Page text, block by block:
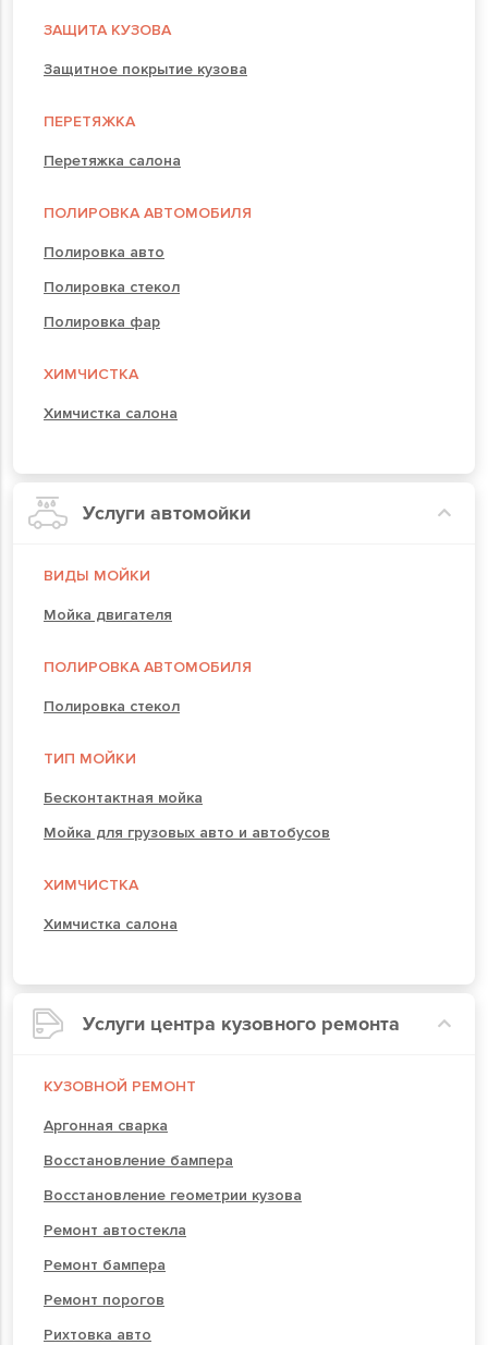
ЗАЩИТА КУЗОВА
Защитное покрытие кузова
ПЕРЕТЯЖКА
Перетяжка салона
ПОЛИРОВКА АВТОМОБИЛЯ
Полировка авто
Полировка стекол
Полировка фар
ХИМЧИСТКА
Химчистка салона
Услуги автомойки
ВИДЫ МОЙКИ
Мойка двигателя
ПОЛИРОВКА АВТОМОБИЛЯ
Полировка стекол
ТИП МОЙКИ
Бесконтактная мойка
Мойка для грузовых авто и автобусов
ХИМЧИСТКА
Химчистка салона
Услуги центра кузовного ремонта
КУЗОВНОЙ РЕМОНТ
Аргонная сварка
Восстановление бампера
Восстановление геометрии кузова
Ремонт автостекла
Ремонт бампера
Ремонт порогов
Рихтовка авто